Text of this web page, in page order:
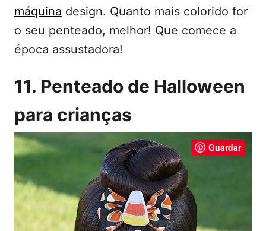
máquina design. Quanto mais colorido for
o seu penteado, melhor! Que comece a
época assustadora!
11. Penteado de Halloween
para crianças
Guardar